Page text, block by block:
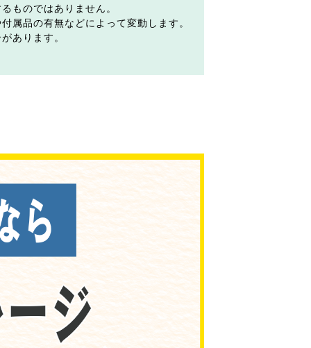
ものではありません。
属品の有無などによって変動します。
あります。